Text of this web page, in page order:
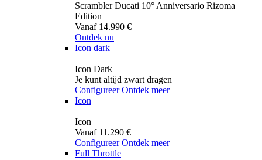
Scrambler Ducati 10° Anniversario Rizoma
Edition
Vanaf 14.990 €
Ontdek nu
Icon dark
Icon Dark
Je kunt altijd zwart dragen
Configureer Ontdek meer
Icon
Icon
Vanaf 11.290 €
Configureer Ontdek meer
Full Throttle